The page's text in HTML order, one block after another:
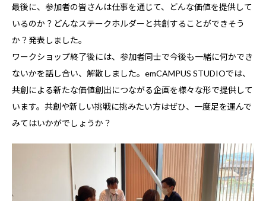
最後に、参加者の皆さんは仕事を通じて、どんな価値を提供して
いるのか？どんなステークホルダーと共創することができそう
か？発表しました。
ワークショップ終了後には、参加者同士で今後も一緒に何かでき
ないかを話し合い、解散しました。emCAMPUS STUDIOでは、
共創による新たな価値創出につながる企画を様々な形で提供して
います。共創や新しい挑戦に挑みたい方はぜひ、一度足を運んで
みてはいかがでしょうか？